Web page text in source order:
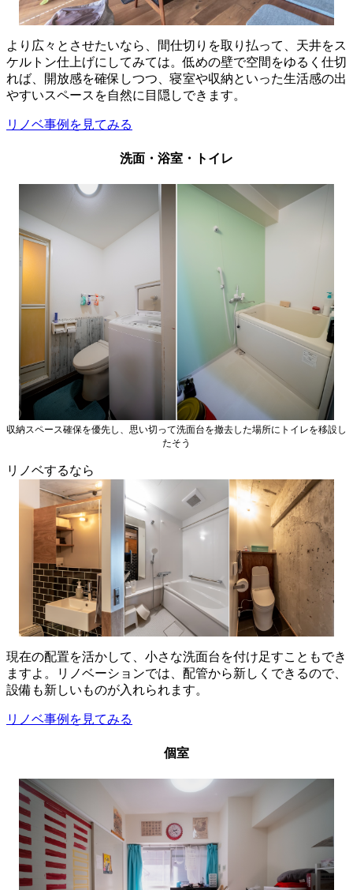
より広々とさせたいなら、間仕切りを取り払って、天井をス
ケルトン仕上げにしてみては。低めの壁で空間をゆるく仕切
れば、開放感を確保しつつ、寝室や収納といった生活感の出
やすいスペースを自然に目隠しできます。
リノベ事例を見てみる
洗面・浴室・トイレ
収納スペース確保を優先し、思い切って洗面台を撤去した場所にトイレを移設し
たそう
リノベするなら
現在の配置を活かして、小さな洗面台を付け足すこともでき
ますよ。リノベーションでは、配管から新しくできるので、
設備も新しいものが入れられます。
リノベ事例を見てみる
個室